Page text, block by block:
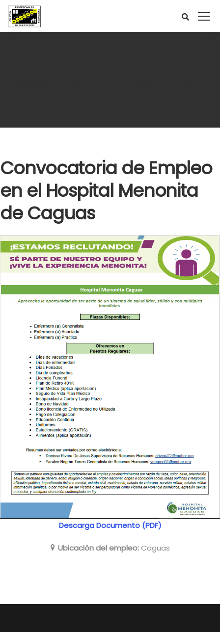
Convocatoria de Empleo
en el Hospital Menonita
de Caguas
Descarga Documento (PDF)
Ubicación del empleo:Caguas